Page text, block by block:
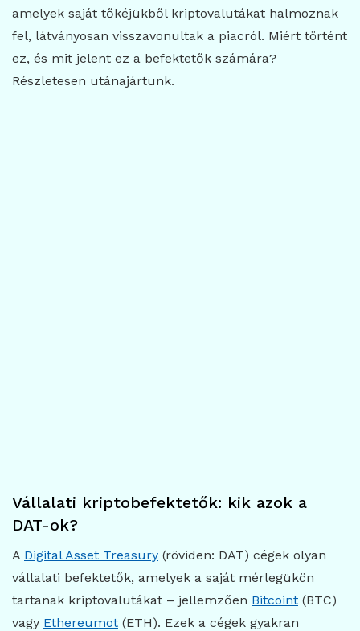
amelyek saját tőkéjükből kriptovalutákat halmoznak
fel, látványosan visszavonultak a piacról. Miért történt
ez, és mit jelent ez a befektetők számára?
Részletesen utánajártunk.
Vállalati kriptobefektetők: kik azok a
DAT-ok?
A Digital Asset Treasury (röviden: DAT) cégek olyan
vállalati befektetők, amelyek a saját mérlegükön
tartanak kriptovalutákat – jellemzően Bitcoint (BTC)
vagy Ethereumot (ETH). Ezek a cégek gyakran